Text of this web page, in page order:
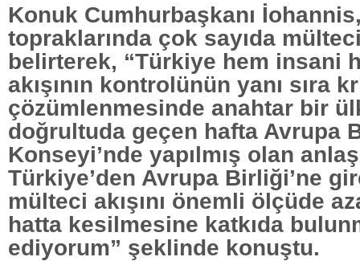
Konuk Cumhurbaşkanı
topraklarında çok sayıda mülteci
belirterek, “Türkiye hem insani
akışının kontrolünün yanı sıra
çözümlenmesinde anahtar bir
doğrultuda geçen hafta Avrupa
Konseyi’nde yapılmış olan
Türkiye’den Avrupa Birliği’ne
mülteci akışını önemli ölçüde
hatta kesilmesine katkıda
ediyorum” şeklinde konuştu.